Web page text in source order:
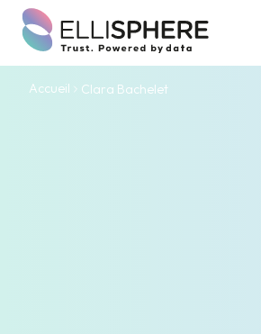
Accueil Clara Bachelet